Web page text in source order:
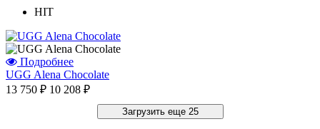
HIT
Подробнее
UGG Alena Chocolate
13 750 ₽ 10 208 ₽
Загрузить еще 25